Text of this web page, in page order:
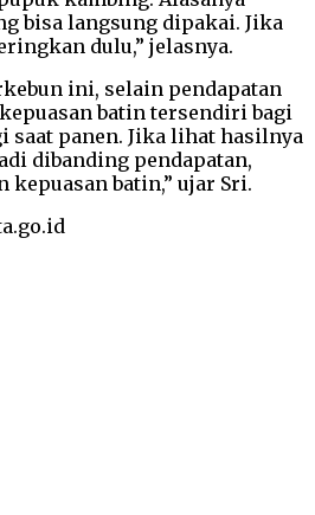
bisa langsung dipakai. Jika
dulu,” jelasnya.
ini, selain pendapatan
batin tersendiri bagi
saat panen. Jika lihat hasilnya
dibanding pendapatan,
batin,” ujar Sri.